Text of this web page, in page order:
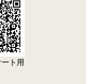
ト用